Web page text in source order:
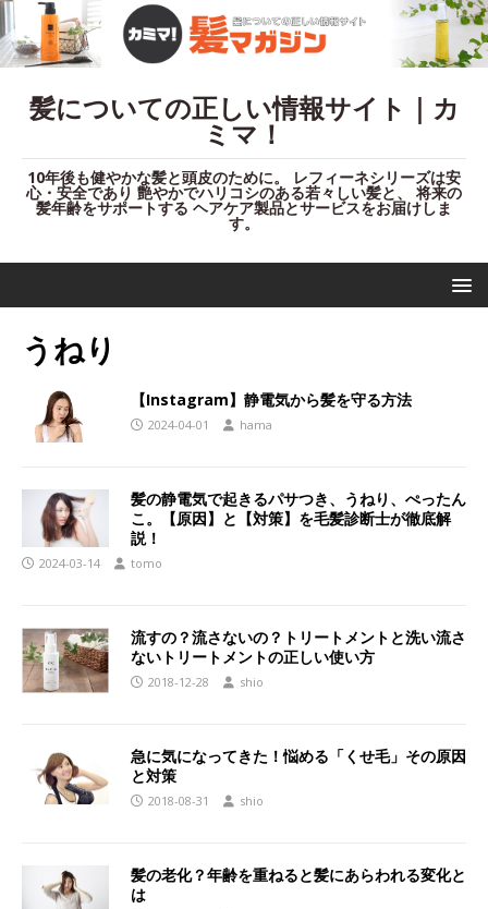
髪についての正しい情報サイト｜カ
ミマ！
10年後も健やかな髪と頭皮のために。 レフィーネシリーズは安
心・安全であり 艶やかでハリコシのある若々しい髪と、 将来の
髪年齢をサポートする ヘアケア製品とサービスをお届けしま
す。
うねり
【Instagram】静電気から髪を守る方法
2024-04-01 hama
髪の静電気で起きるパサつき、うねり、ぺったん
こ。【原因】と【対策】を毛髪診断士が徹底解
説！
2024-03-14 tomo
流すの？流さないの？トリートメントと洗い流さ
ないトリートメントの正しい使い方
2018-12-28 shio
急に気になってきた！悩める「くせ毛」その原因
と対策
2018-08-31 shio
髪の老化？年齢を重ねると髪にあらわれる変化と
は